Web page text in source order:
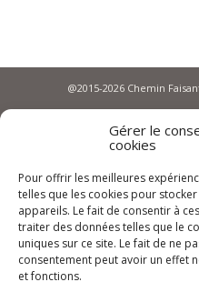
Gérer le
cookies
Pour offrir les meilleures
telles que les cookies pour
appareils. Le fait de consentir à
traiter des données telles que le
uniques sur ce site. Le fait de ne
consentement peut avoir un effet
et fonctions.
@2015-2026 Chemin